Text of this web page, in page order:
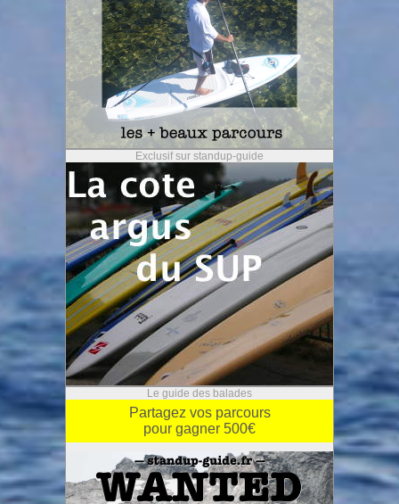
Exclusif sur standup-guide
Le guide des balades
Partagez vos parcours
pour gagner 500€